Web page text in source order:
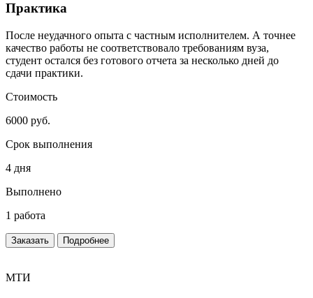
Практика
После неудачного опыта с частным исполнителем. А точнее
качество работы не соответствовало требованиям вуза,
студент остался без готового отчета за несколько дней до
сдачи практики.
Стоимость
6000 руб.
Срок выполнения
4 дня
Выполнено
1 работа
Заказать Подробнее
МТИ